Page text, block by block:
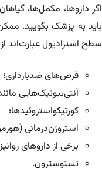
اگر داروها، مکمل‌ها،
باید به پزشک بگویید.
سطح استرادیول عبارت‌اند
قرص‌های ضدبارداری؛
آنتی‌بیوتیک‌هایی
کورتیکواستروئیدها؛
استروژن‌درمانی
برخی از داروهای
تستوسترون.